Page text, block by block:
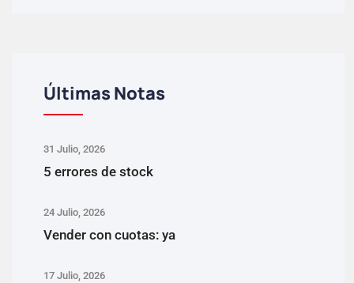
Últimas Notas
31 Julio, 2026
5 errores de stock
24 Julio, 2026
Vender con cuotas: ya
17 Julio, 2026